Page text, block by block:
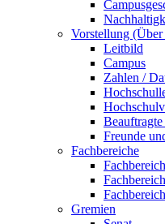
Vorstellung (Über
Leitbild
Campus
Zahlen /
Freunde
Fachbereiche
Gremien